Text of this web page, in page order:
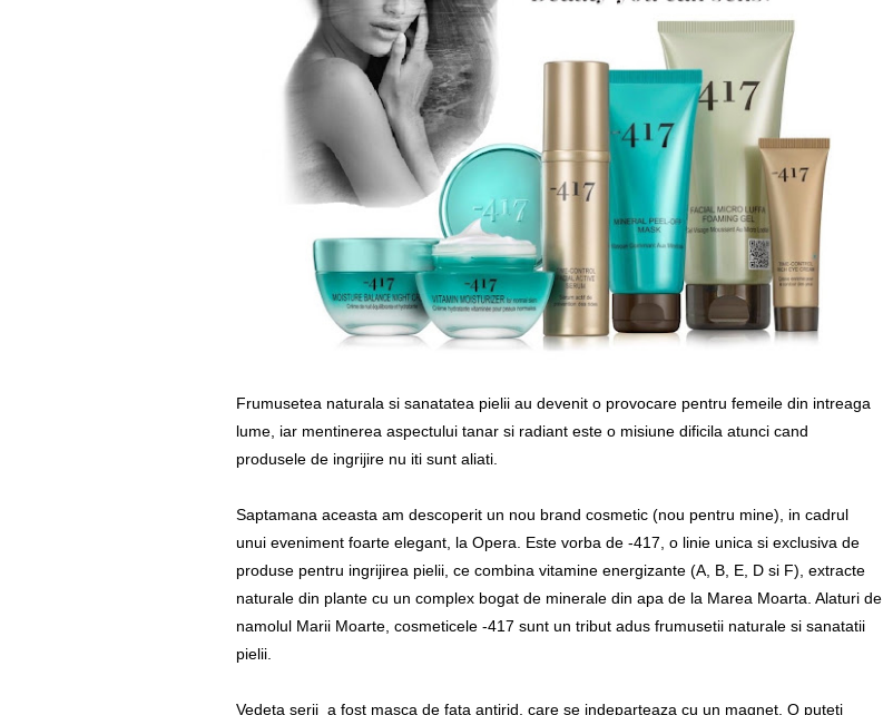
Frumusetea naturala si sanatatea pielii au devenit o provocare pentru femeile din intreaga
lume, iar mentinerea aspectului tanar si radiant este o misiune dificila atunci cand
produsele de ingrijire nu iti sunt aliati.
Saptamana aceasta am descoperit un nou brand cosmetic (nou pentru mine), in cadrul
unui eveniment foarte elegant, la Opera. Este vorba de -417, o linie unica si exclusiva de
produse pentru ingrijirea pielii, ce combina vitamine energizante (A, B, E, D si F), extracte
naturale din plante cu un complex bogat de minerale din apa de la Marea Moarta. Alaturi de
namolul Marii Moarte, cosmeticele -417 sunt un tribut adus frumusetii naturale si sanatatii
pielii.
Vedeta serii a fost masca de fata antirid, care se indeparteaza cu un magnet. O puteti